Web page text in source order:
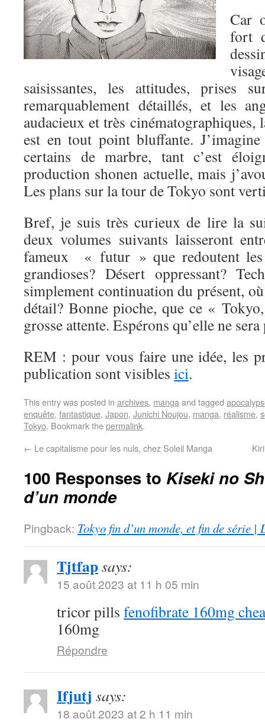
Car
fort
saisissantes, les attitudes, prises
remarquablement détaillés, et les
audacieux et très cinématographiques,
est en tout point bluffante.
certains de marbre, tant c’est
production shonen actuelle, mais
Les plans sur la tour de Tokyo sont
Bref, je suis très curieux de lire la
deux volumes suivants laisseront
fameux « futur » que redoutent les
grandioses? Désert oppressant?
simplement continuation du présent,
détail? Bonne pioche, que ce «
grosse attente. Espérons qu’elle ne sera
REM : pour vous faire une idée, les
publication sont visibles ici.
This entry was posted in archives, manga and tagged
enquête, fantastique, Japon, Junichi Noujou, manga, réalisme,
Tokyo. Bookmark thepermalink.
← Le capitalisme pour les nuls, chez Soleil Manga
100 Responses to Kiseki no
d’un monde
Pingback: Tokyo fin d’un monde, et fin de série |
Tjtfapsays:
15 août 2023 at 11 h 05 min
tricor pills fenofibrate 160mg
160mg
Répondre
Ifjutj says:
18 août 2023 at 2 h 11 min